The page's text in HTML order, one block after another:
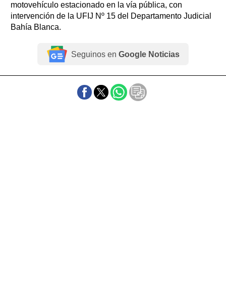
motovehículo estacionado en la vía pública, con
intervención de la UFIJ Nº 15 del Departamento Judicial
Bahía Blanca.
Seguinos en Google Noticias